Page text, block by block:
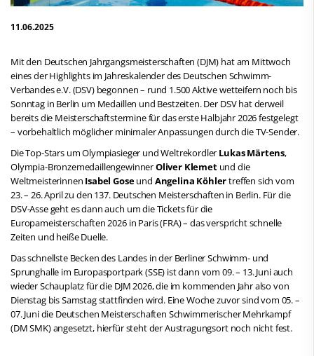
11.06.2025
Mit den Deutschen Jahrgangsmeisterschaften (DJM) hat am Mittwoch
eines der Highlights im Jahreskalender des Deutschen Schwimm-
Verbandes e.V. (DSV) begonnen – rund 1.500 Aktive wetteifern noch bis
Sonntag in Berlin um Medaillen und Bestzeiten. Der DSV hat derweil
bereits die Meisterschaftstermine für das erste Halbjahr 2026 festgelegt
– vorbehaltlich möglicher minimaler Anpassungen durch die TV-Sender.
Die Top-Stars um Olympiasieger und Weltrekordler Lukas Märtens,
Olympia-BronzemedaillengewinnerOliver Klemetund die
Weltmeisterinnen Isabel Goseund Angelina Köhlertreffen sich vom
23. – 26. April zu den 137. Deutschen Meisterschaften in Berlin. Für die
DSV-Asse geht es dann auch um die Tickets für die
Europameisterschaften 2026 in Paris (FRA) – das verspricht schnelle
Zeiten und heiße Duelle.
Das schnellste Becken des Landes in der Berliner Schwimm- und
Sprunghalle im Europasportpark (SSE) ist dann vom 09. – 13. Juni auch
wieder Schauplatz für die DJM 2026, die im kommenden Jahr also von
Dienstag bis Samstag stattfinden wird. Eine Woche zuvor sind vom 05. –
07. Juni die Deutschen Meisterschaften Schwimmerischer Mehrkampf
(DM SMK) angesetzt, hierfür steht der Austragungsort noch nicht fest.